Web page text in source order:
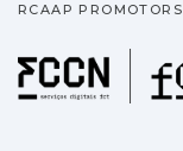
RCAAP PROMOTORS